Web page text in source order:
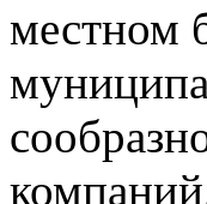
местном